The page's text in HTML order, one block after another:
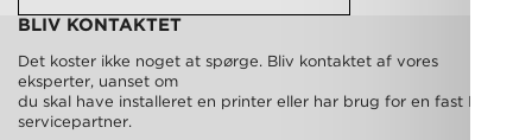
BLIV KONTAKTET
Det koster ikke noget at spørge. Bliv kontaktet af vores
eksperter, uanset om
du skal have installeret en printer eller har brug for en fast IT-
servicepartner.